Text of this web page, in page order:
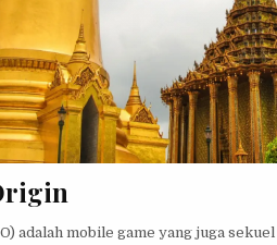
adalah mobile game yang juga